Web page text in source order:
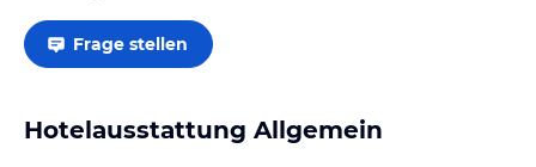
Frage stellen
Hotelausstattung Allgemein